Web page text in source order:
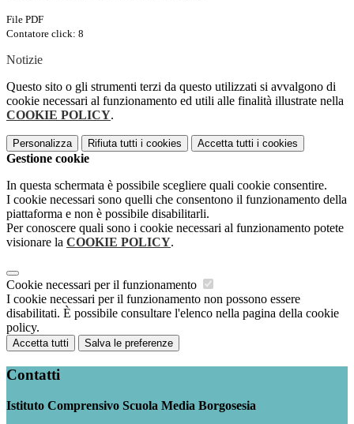
File PDF
Contatore click: 8
Notizie
Questo sito o gli strumenti terzi da questo utilizzati si avvalgono di
cookie necessari al funzionamento ed utili alle finalità illustrate nella
COOKIE POLICY.
Personalizza Rifiuta tutti i cookies Accetta tutti i cookies
Gestione cookie
In questa schermata è possibile scegliere quali cookie consentire.
I cookie necessari sono quelli che consentono il funzionamento della
piattaforma e non è possibile disabilitarli.
Per conoscere quali sono i cookie necessari al funzionamento potete
visionare la COOKIE POLICY.
Cookie necessari per il funzionamento
I cookie necessari per il funzionamento non possono essere
disabilitati. È possibile consultare l'elenco nella pagina della cookie
policy.
Accetta tutti Salva le preferenze
Contatti
Istituto Comprensivo Scuola Media Borgosesia